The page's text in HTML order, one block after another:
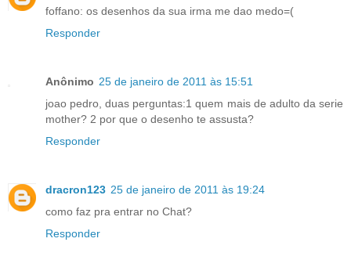
foffano: os desenhos da sua irma me dao medo=(
Responder
Anônimo 25 de janeiro de 2011 às 15:51
joao pedro, duas perguntas:1 quem mais de adulto da serie
mother? 2 por que o desenho te assusta?
Responder
dracron123 25 de janeiro de 2011 às 19:24
como faz pra entrar no Chat?
Responder